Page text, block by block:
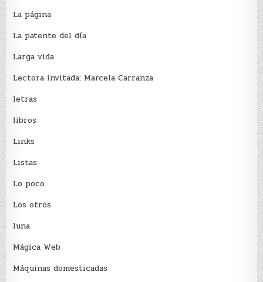
La página
La patente del día
Larga vida
Lectora invitada: Marcela Carranza
letras
libros
Links
Listas
Lo poco
Los otros
luna
Mágica Web
Máquinas domesticadas